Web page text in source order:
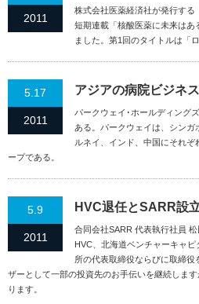
2011
株式会社医薬経済社が発行する
短期連載「核酸医薬に未来は
ました。第1回のタイトルは「
5.17
2011
アジアの病院ビジネ
パークウェイ･ホールディング
ある。パークウェイは、シン
ルネイ、インド、中国にそれ
ープである。
5.9
2011
HVC退任とSARR設
合同会社SARR 代表執行社員
HVC、北海道ベンチャーキャ
所の代表取締役ならびに取締役
ザーとして一部の投資先のお手伝いを継続しま
ります。